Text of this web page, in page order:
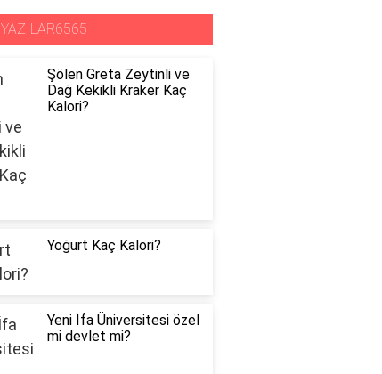
Şölen Greta Zeytinli ve
Dağ Kekikli Kraker Kaç
Kalori?
Yoğurt Kaç Kalori?
Yeni İfa Üniversitesi özel
mi devlet mi?